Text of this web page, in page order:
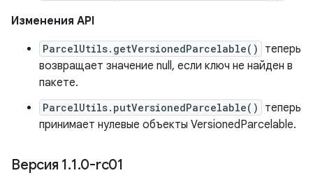
Изменения API
ParcelUtils.getVersionedParcelable()
теперь
возвращает значение null, если ключ не найден в
пакете.
ParcelUtils.putVersionedParcelable()
теперь
принимает нулевые объекты VersionedParcelable.
Версия 1.1.0-rc01